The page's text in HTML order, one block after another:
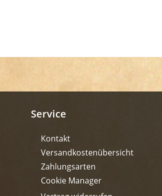
Service
Kontakt
Versandkostenübersicht
Zahlungsarten
Cookie Manager